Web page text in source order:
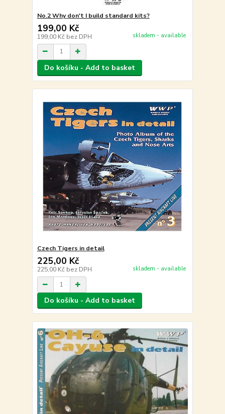
No.2 Why don't I build standard kits?
199,00 Kč
199,00 Kč bez DPH skladem - available
Do košíku - Add to basket
Czech Tigers in detail
225,00 Kč
225,00 Kč bez DPH skladem - available
Do košíku - Add to basket